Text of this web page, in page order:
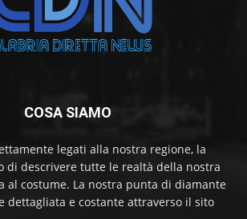
COSA SIAMO
legati alla nostra regione, la
di descrivere tutte le realtà della nostra
al costume. La nostra punta di diamante
dettagliata e costante attraverso il sito